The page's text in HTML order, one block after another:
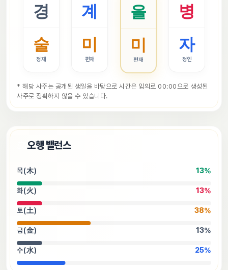
병
자
정인
을
미
편재
계
미
편재
경
술
정재
* 해당 사주는 공개된 생일을 바탕으로 시간은 임의로 00:00으로 생성된
사주로 정확하지 않을 수 있습니다.
오행 밸런스
목(木) 13%
화(火) 13%
토(土) 38%
금(金) 13%
수(水) 25%